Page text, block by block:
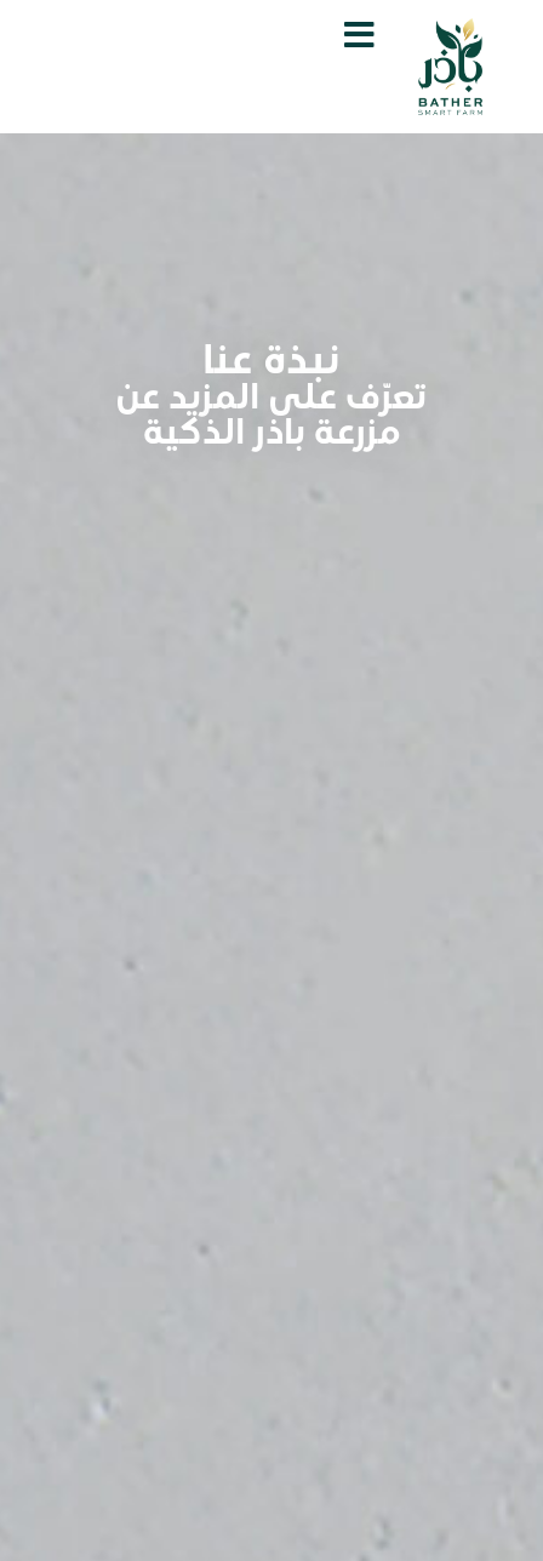
نبذة عنا
تعرّف على المزيد عن
مزرعة باذر الذكية